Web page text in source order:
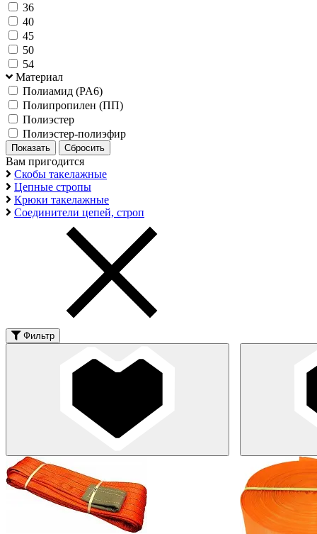
36
40
45
50
54
Материал
Полиамид (PA6)
Полипропилен (ПП)
Полиэстер
Полиэстер-полиэфир
Вам пригодится
Скобы такелажные
Цепные стропы
Крюки такелажные
Соединители цепей, строп
Фильтр